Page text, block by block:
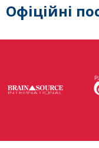
Офіційні